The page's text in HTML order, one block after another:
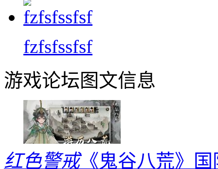
fzfsfssfsf
游戏论坛图文信息
红色警戒《鬼谷八荒》国